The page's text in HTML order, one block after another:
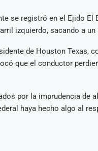
se registró en el Ejido El
izquierdo, sacando a
de Houston Texas,
que el conductor
por la imprudencia de
haya hecho algo al